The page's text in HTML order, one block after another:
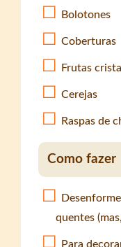
Bolotones
Coberturas
Frutas
Cerejas
Raspas de
Como fazer
quentes
Para